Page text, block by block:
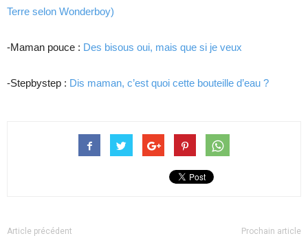
Terre selon Wonderboy)
-Maman pouce : Des bisous oui, mais que si je veux
-Stepbystep : Dis maman, c’est quoi cette bouteille d’eau ?
Article précédent Prochain article